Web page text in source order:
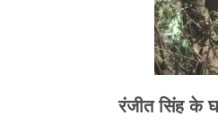
रंजीत सिंह के